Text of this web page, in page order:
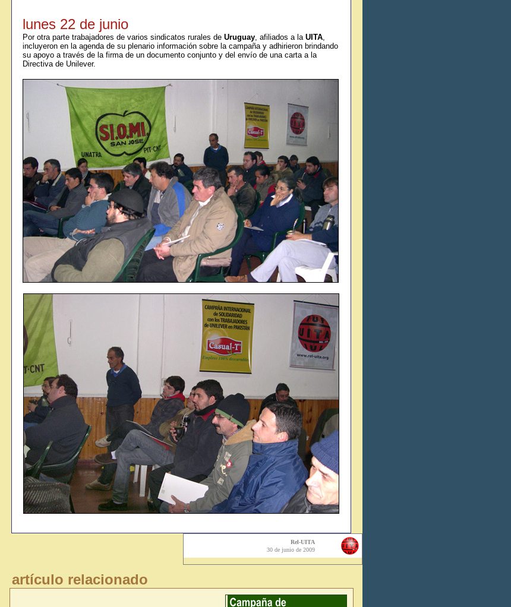
lunes 22 de junio
Por otra parte trabajadores de varios sindicatos rurales de Uruguay, afiliados a la UITA,
incluyeron en la agenda de su plenario información sobre la campaña y adhirieron brindando
su apoyo a través de la firma de un documento conjunto y del envío de una carta a la
Directiva de Unilever.
Rel-UITA
30 de junio de 2009
artículo relacionado